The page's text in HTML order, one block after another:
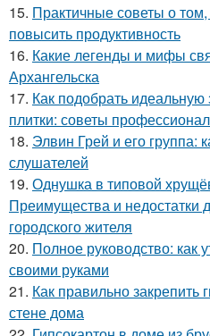
15. Практичные советы о
повысить продуктивность
16. Какие легенды и мифы
Архангельска
17. Как подобрать идеальную
плитки: советы
18. Элвин Грей и его группа:
слушателей
19. Однушка в типовой
Преимущества и недостатки
городского жителя
20. Полное руководство: как
своими руками
21. Как правильно закрепить
стене дома